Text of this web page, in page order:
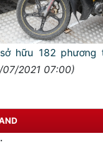
hữu 182 phương
07/2021 07:00)
AN CÁCH
KIỆM, LIÊM,
phải
ĐỐI TRUNG